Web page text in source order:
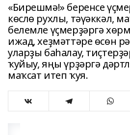
«Бирешмә!» беренсе
көслө рухлы, тәүәккәл,
белемле үҫмерҙәргә
ижад, хеҙмәттәре өсөн
уларҙы баһалау,
ҡуйыу, яңы үрҙәргә
маҡсат итеп ҡуя.